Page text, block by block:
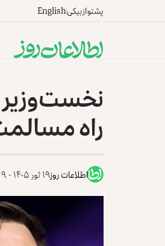
پشتوازبیکیEnglish
نخست‌وزیر
راه
اطلاعات روز۱۹ ثور ۱۴۰۵ - ۹ می ۲۰۲۶